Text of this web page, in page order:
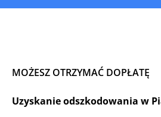
MOŻESZ OTRZYMAĆ DOPŁATĘ
Uzyskanie odszkodowania w